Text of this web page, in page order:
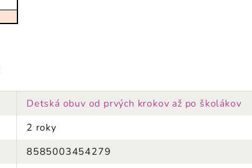
Detská obuv od prvých krokov až po školákov
2 roky
8585003454279